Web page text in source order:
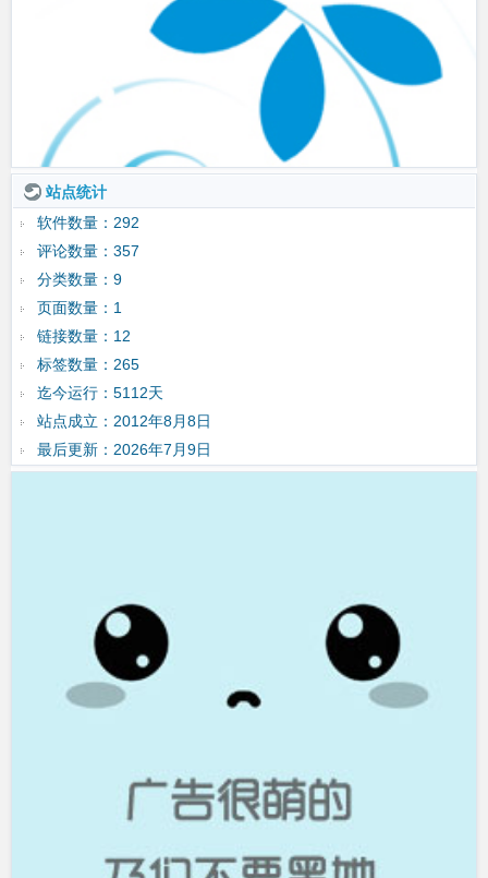
站点统计
软件数量：292
评论数量：357
分类数量：9
页面数量：1
链接数量：12
标签数量：265
迄今运行：5112天
站点成立：2012年8月8日
最后更新：2026年7月9日